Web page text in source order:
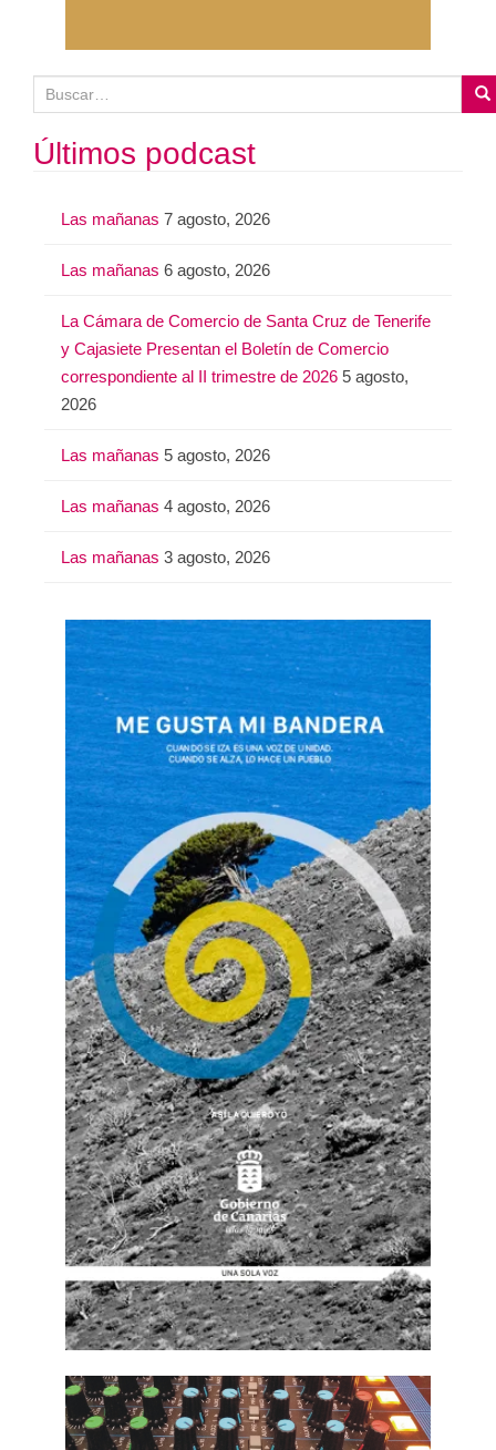
u
sÚltimos podcast
Las mañanas 7 agosto, 2026
Las mañanas 6 agosto, 2026
La Cámara de Comercio de Santa Cruz de Tenerife
y Cajasiete Presentan el Boletín de Comercio
correspondiente al II trimestre de 2026 5 agosto,
2026
Las mañanas 5 agosto, 2026
Las mañanas 4 agosto, 2026
Las mañanas 3 agosto, 2026